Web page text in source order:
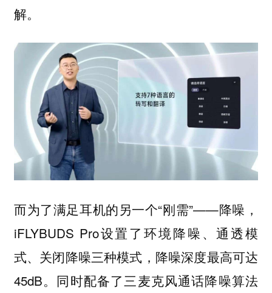
解。
而为了满足耳机的另一个“刚需”——降噪，
iFLYBUDS Pro设置了环境降噪、通透模
式、关闭降噪三种模式，降噪深度最高可达
45dB。同时配备了三麦克风通话降噪算法